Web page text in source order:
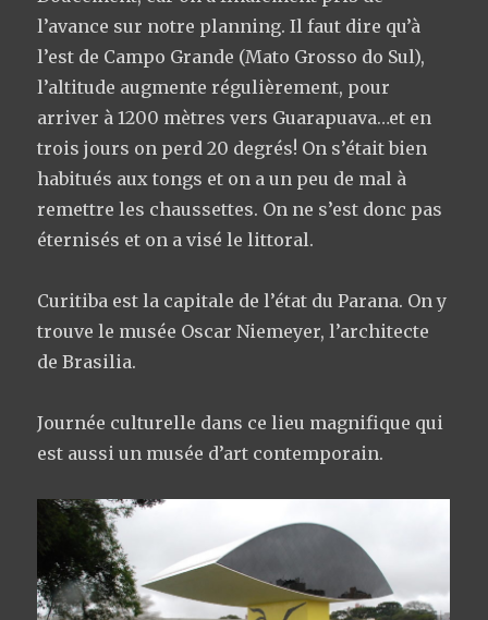
l’avance sur notre planning. Il faut dire qu’à
l’est de Campo Grande (Mato Grosso do Sul),
l’altitude augmente régulièrement, pour
arriver à 1200 mètres vers Guarapuava…et en
trois jours on perd 20 degrés! On s’était bien
habitués aux tongs et on a un peu de mal à
remettre les chaussettes. On ne s’est donc pas
éternisés et on a visé le littoral.
Curitiba est la capitale de l’état du Parana. On y
trouve le musée Oscar Niemeyer, l’architecte
de Brasilia.
Journée culturelle dans ce lieu magnifique qui
est aussi un musée d’art contemporain.